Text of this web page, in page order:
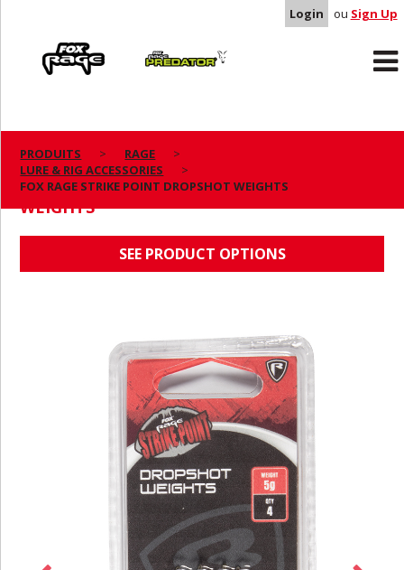
Login ou Sign Up
Predator
PRODUITS
RAGE
LURE & RIG ACCESSORIES
FOX RAGE STRIKE POINT DROPSHOT WEIGHTS
FOX RAGE STRIKE POINT DROPSHOT
WEIGHTS
SEE PRODUCT OPTIONS